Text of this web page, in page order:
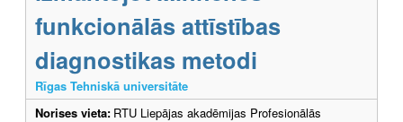
funkcionālās attīstības
diagnostikas metodi
Rīgas Tehniskā universitāte
Norises vieta: RTU Liepājas akadēmijas Profesionālās